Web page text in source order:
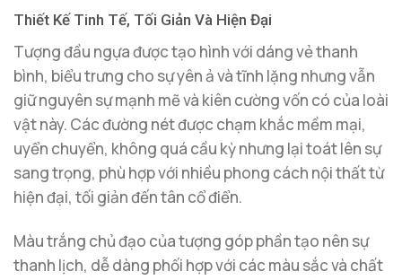
Thiết Kế Tinh Tế, Tối Giản Và Hiện Đại
Tượng đầu ngựa được tạo hình với dáng vẻ thanh
bình, biểu trưng cho sự yên ả và tĩnh lặng nhưng vẫn
giữ nguyên sự mạnh mẽ và kiên cường vốn có của loài
vật này. Các đường nét được chạm khắc mềm mại,
uyển chuyển, không quá cầu kỳ nhưng lại toát lên sự
sang trọng, phù hợp với nhiều phong cách nội thất từ
hiện đại, tối giản đến tân cổ điển.
Màu trắng chủ đạo của tượng góp phần tạo nên sự
thanh lịch, dễ dàng phối hợp với các màu sắc và chất